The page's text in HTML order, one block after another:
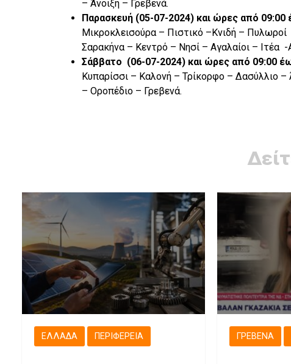
– Άνοιξη – Γρεβενά.
Παρασκευή (05-07-2024) και ώρες από
Μικροκλεισούρα – Πιστικό –Κνιδή –
Σαρακήνα – Κεντρό – Νησί – Αγαλαίοι – Ιτέα
Σάββατο (06-07-2024) και ώρες από 09:00
Κυπαρίσσι – Καλονή – Τρίκορφο – Δασύλλιο
– Οροπέδιο – Γρεβενά.
ΕΛΛΆΔΑ ΠΕΡΙΦΈΡΕΙΑ ΓΡΕΒΕΝΆ